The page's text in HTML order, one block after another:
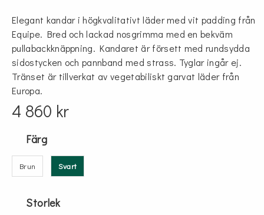
Elegant kandar i högkvalitativt läder med vit padding från
Equipe. Bred och lackad nosgrimma med en bekväm
pullabackknäppning. Kandaret är försett med rundsydda
sidostycken och pannband med strass. Tyglar ingår ej.
Tränset är tillverkat av vegetabiliskt garvat läder från
Europa.
4 860 kr
Färg
Brun Svart
Storlek